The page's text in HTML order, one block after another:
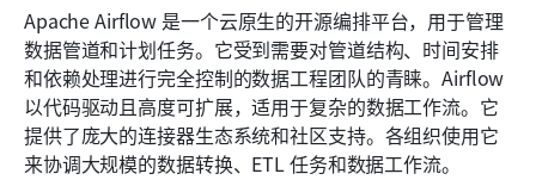
Apache Airflow 是一个云原生的开源编排平台，用于管理
数据管道和计划任务。它受到需要对管道结构、时间安排
和依赖处理进行完全控制的数据工程团队的青睐。Airflow
以代码驱动且高度可扩展，适用于复杂的数据工作流。它
提供了庞大的连接器生态系统和社区支持。各组织使用它
来协调大规模的数据转换、ETL 任务和数据工作流。